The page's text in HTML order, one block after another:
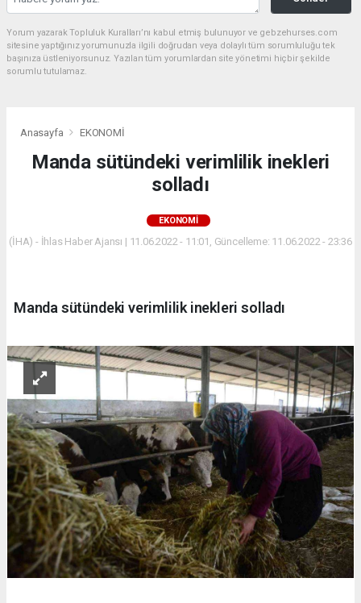
Yorum yazarak Topluluk Kuralları’nı kabul etmiş bulunuyor ve gebzehurses.com
sitesine yaptığınız yorumunuzla ilgili doğrudan veya dolaylı tüm sorumluluğu tek
başınıza üstleniyorsunuz. Yazılan tüm yorumlardan site yönetimi hiçbir şekilde
sorumlu tutulamaz.
Anasayfa EKONOMİ
Manda sütündeki verimlilik inekleri
solladı
EKONOMİ
(İHA) - İhlas Haber Ajansı | 11.06.2022 - 11:01, Güncelleme: 11.06.2022 - 23:36
Manda sütündeki verimlilik inekleri solladı